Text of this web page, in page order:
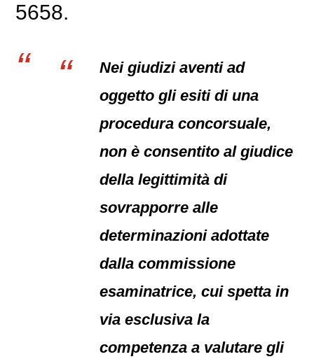
5658.
Nei giudizi aventi ad
oggetto gli esiti di una
procedura concorsuale,
non è consentito al giudice
della legittimità di
sovrapporre alle
determinazioni adottate
dalla commissione
esaminatrice, cui spetta in
via esclusiva la
competenza a valutare gli